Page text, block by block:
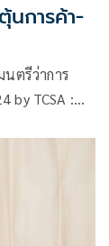
นการค้า-
ตรีว่าการ
by TCSA :